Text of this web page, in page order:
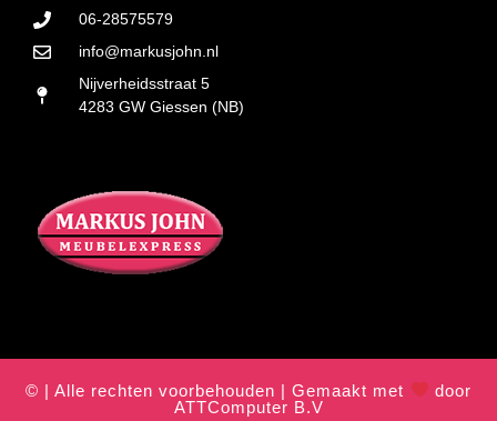
06-28575579
info@markusjohn.nl
Nijverheidsstraat 5
4283 GW Giessen (NB)
© | Alle rechten voorbehouden | Gemaakt met
door
ATTComputer B.V